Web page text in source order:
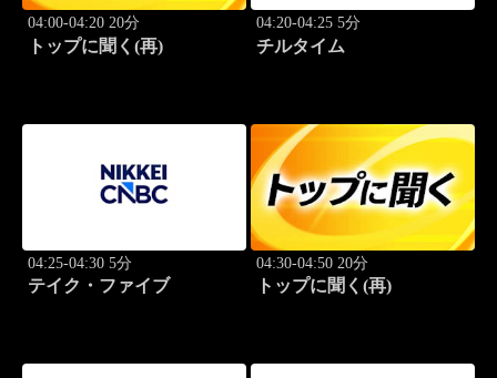
04:00-04:20 20分
トップに聞く(再)
04:20-04:25 5分
チルタイム
04:25-04:30 5分
テイク・ファイブ
04:30-04:50 20分
トップに聞く(再)